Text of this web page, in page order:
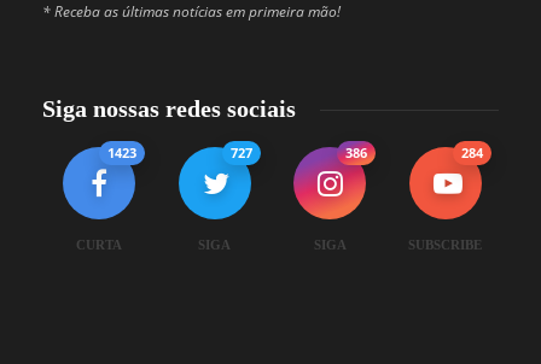
* Receba as últimas notícias em primeira mão!
Siga nossas redes sociais
1423
CURTA
727
SIGA
386
SIGA
284
SUBSCRIBE